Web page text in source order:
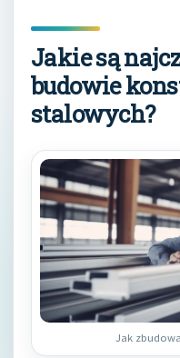
Jakie są
budowie
stalowych?
Jak